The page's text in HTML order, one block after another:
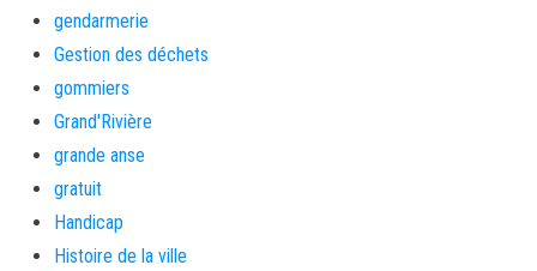
gendarmerie
Gestion des déchets
gommiers
Grand'Rivière
grande anse
gratuit
Handicap
Histoire de la ville